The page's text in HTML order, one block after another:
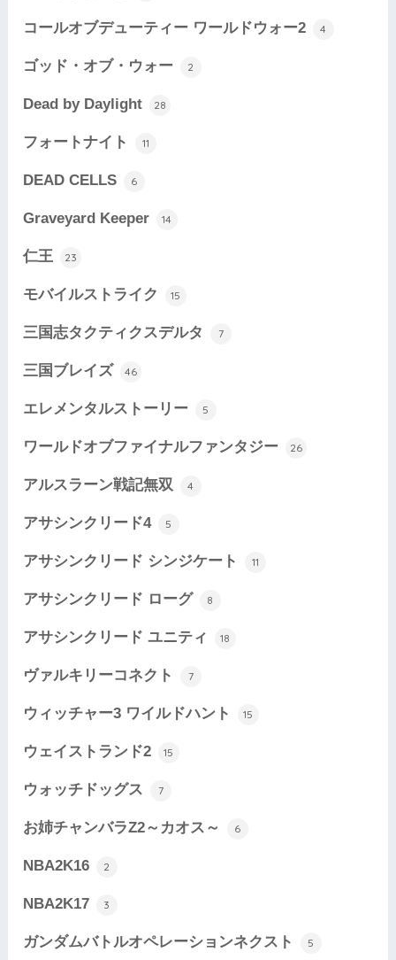
コールオブデューティー ワールドウォー2 4
ゴッド・オブ・ウォー 2
Dead by Daylight 28
フォートナイト 11
DEAD CELLS 6
Graveyard Keeper 14
仁王 23
モバイルストライク 15
三国志タクティクスデルタ 7
三国ブレイズ 46
エレメンタルストーリー 5
ワールドオブファイナルファンタジー 26
アルスラーン戦記無双 4
アサシンクリード4 5
アサシンクリード シンジケート 11
アサシンクリード ローグ 8
アサシンクリード ユニティ 18
ヴァルキリーコネクト 7
ウィッチャー3 ワイルドハント 15
ウェイストランド2 15
ウォッチドッグス 7
お姉チャンバラZ2～カオス～ 6
NBA2K16 2
NBA2K17 3
ガンダムバトルオペレーションネクスト 5